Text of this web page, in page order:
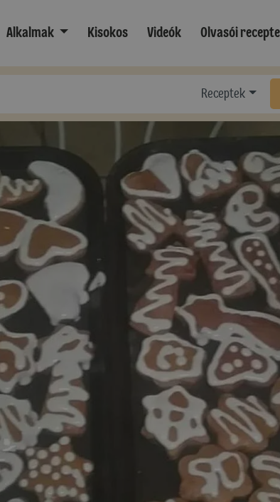
Alkalmak Kisokos Videók Olvasói
Receptek